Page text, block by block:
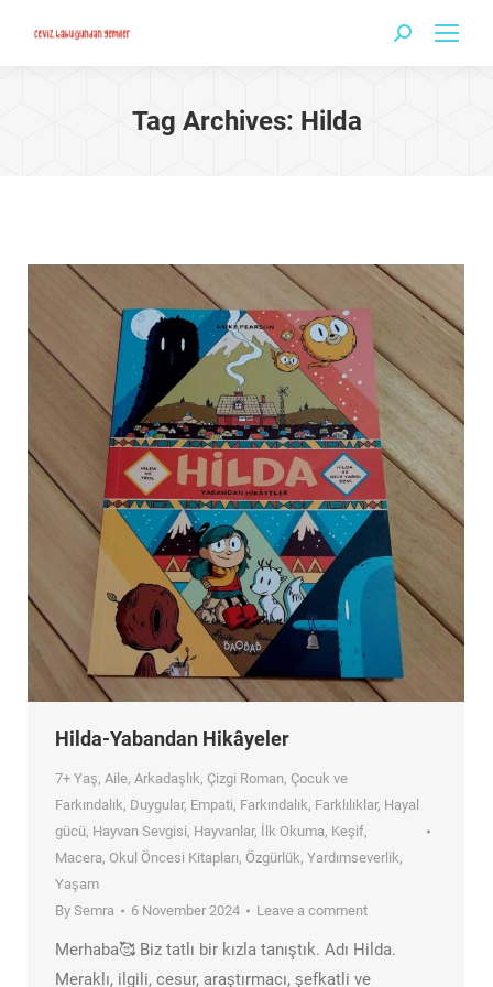
Search:
Tag Archives: Hilda
Hilda-Yabandan Hikâyeler
7+ Yaş, Aile, Arkadaşlık, Çizgi Roman, Çocuk ve
Farkındalık, Duygular, Empati, Farkındalık, Farklılıklar, Hayal
gücü, Hayvan Sevgisi, Hayvanlar, İlk Okuma, Keşif,
Macera, Okul Öncesi Kitapları, Özgürlük, Yardımseverlik,
Yaşam
By Semra 6 November 2024 Leave a comment
Merhaba🥰 Biz tatlı bir kızla tanıştık. Adı Hilda.
Meraklı, ilgili, cesur, araştırmacı, şefkatli ve